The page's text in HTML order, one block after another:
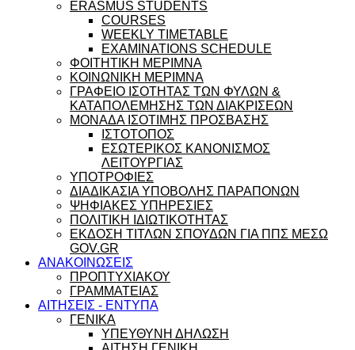
ERASMUS STUDENTS
COURSES
WEEKLY TIMETABLE
EXAMINATIONS SCHEDULE
ΦΟΙΤΗΤΙΚΗ ΜΕΡΙΜΝΑ
ΚΟΙΝΩΝΙΚΗ ΜΕΡΙΜΝΑ
ΓΡΑΦΕΙΟ ΙΣΟΤΗΤΑΣ ΤΩΝ ΦΥΛΩΝ &
ΚΑΤΑΠΟΛΕΜΗΣΗΣ ΤΩΝ ΔΙΑΚΡΙΣΕΩΝ
ΜΟΝΑΔΑ ΙΣΟΤΙΜΗΣ ΠΡΟΣΒΑΣΗΣ
ΙΣΤΟΤΟΠΟΣ
ΕΣΩΤΕΡΙΚΟΣ ΚΑΝΟΝΙΣΜΟΣ
ΛΕΙΤΟΥΡΓΙΑΣ
ΥΠΟΤΡΟΦΙΕΣ
ΔΙΑΔΙΚΑΣΙΑ ΥΠΟΒΟΛΗΣ ΠΑΡΑΠΟΝΩΝ
ΨΗΦΙΑΚΕΣ ΥΠΗΡΕΣΙΕΣ
ΠΟΛΙΤΙΚΗ ΙΔΙΩΤΙΚΟΤΗΤΑΣ
ΕΚΔΟΣΗ ΤΙΤΛΩΝ ΣΠΟΥΔΩΝ ΓΙΑ ΠΠΣ ΜΕΣΩ
GOV.GR
ΑΝΑΚΟΙΝΩΣΕΙΣ
ΠΡΟΠΤΥΧΙΑΚΟΥ
ΓΡΑΜΜΑΤΕΙΑΣ
ΑΙΤΗΣΕΙΣ - ΕΝΤΥΠΑ
ΓΕΝΙΚΑ
ΥΠΕΥΘΥΝΗ ΔΗΛΩΣΗ